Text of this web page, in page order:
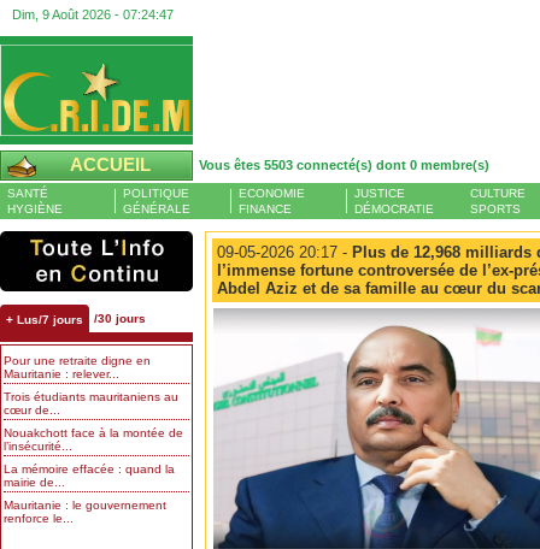
Dim, 9 Août 2026 - 07:24:48
ACCUEIL Vous êtes 5503 connecté(s) dont 0 membre(s)
SANTÉ
HYGIÈNE
POLITIQUE
GÉNÉRALE
ECONOMIE
FINANCE
JUSTICE
DÉMOCRATIE
CULTURE
SPORTS
+ Lus/7 jours /30 jours
Pour une retraite digne en
Mauritanie : relever...
Trois étudiants mauritaniens au
cœur de...
Nouakchott face à la montée de
l’insécurité...
La mémoire effacée : quand la
mairie de...
Mauritanie : le gouvernement
renforce le...
09-05-2026 20:17 - Plus de 12,968 milliards
l’immense fortune controversée de l’ex-
Abdel Aziz et de sa famille au cœur du